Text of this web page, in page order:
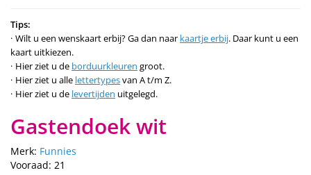
Tips:
Wilt u een wenskaart erbij? Ga dan naar kaartje erbij. Daar kunt u een
kaart uitkiezen.
Hier ziet u de borduurkleuren groot.
Hier ziet u alle lettertypesvan A t/m Z.
Hier ziet u de levertijden uitgelegd.
Gastendoek wit
Merk: Funnies
Vooraad: 21